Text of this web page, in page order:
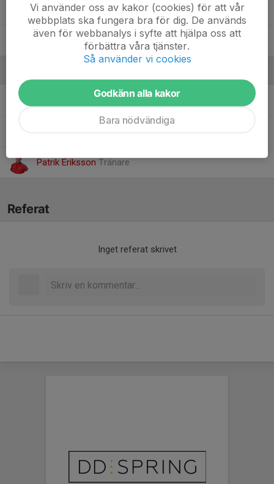
Theo Blank
Theo Ellingsson
Anders BrennermarkTränare
Patrik Eriksson Tränare
Referat
Inget referat skrivet
Vi använder oss av kakor (cookies) för att vår
webbplats ska fungera bra för dig. De används
även för webbanalys i syfte att hjälpa oss att
förbättra våra tjänster.
Så använder vi cookies
Godkänn alla kakor
Bara nödvändiga